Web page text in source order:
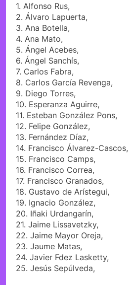
1. Alfonso Rus,
2. Álvaro Lapuerta,
3. Ana Botella,
4. Ana Mato,
5. Ángel Acebes,
6. Ángel Sanchís,
7. Carlos Fabra,
8. Carlos García Revenga,
9. Diego Torres,
10. Esperanza Aguirre,
11. Esteban González Pons,
12. Felipe González,
13. Fernández Díaz,
14. Francisco Álvarez-Cascos,
15. Francisco Camps,
16. Francisco Correa,
17. Francisco Granados,
18. Gustavo de Arístegui,
19. Ignacio González,
20. Iñaki Urdangarín,
21. Jaime Lissavetzky,
22. Jaime Mayor Oreja,
23. Jaume Matas,
24. Javier Fdez Lasketty,
25. Jesús Sepúlveda,